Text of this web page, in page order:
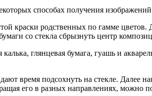
способах получения
краски родственных по гамме
со стекла сбрызнуть центр
калька, глянцевая бумага, гуашь и
время подсохнуть на стекле. Далее
его в разных направлениях, можно